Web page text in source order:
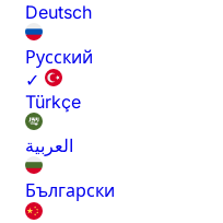
Deutsch
Русский
✓
Türkçe
العربية
Български